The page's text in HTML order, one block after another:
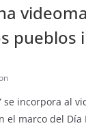
pueblos
se incorpora al
el marco del